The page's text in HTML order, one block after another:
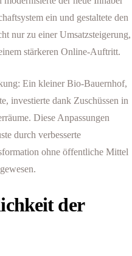
ein und gestaltete den
nur zu einer Umsatzsteigerung,
stärkeren Online-Auftritt.
Ein kleiner Bio-Bauernhof,
investierte dank Zuschüssen in
Diese Anpassungen
durch verbesserte
ohne öffentliche Mittel
der